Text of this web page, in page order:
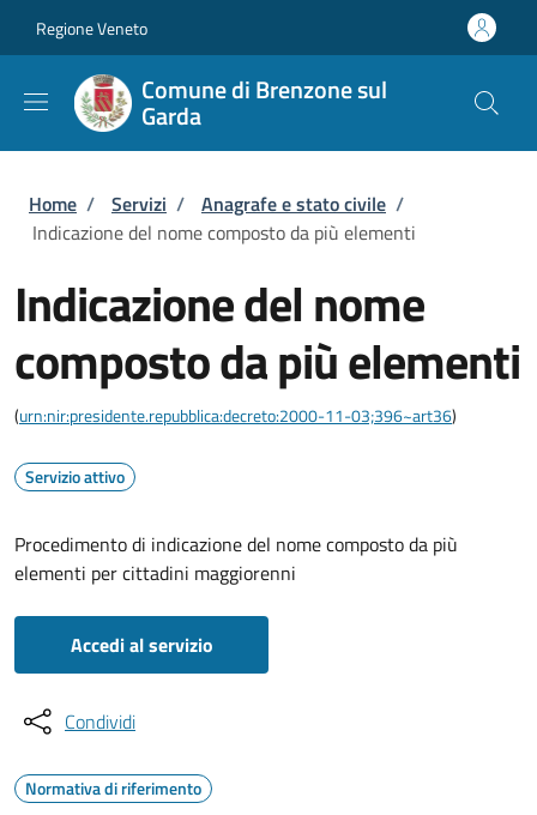
Regione Veneto
Comune di Brenzone sul
Garda
Briciole di pane
Home / Servizi / Anagrafe e stato civile /
Indicazione del nome composto da più elementi
Indicazione del nome
composto da più elementi
(urn:nir:presidente.repubblica:decreto:2000-11-03;396~art36)
Servizio attivo
Procedimento di indicazione del nome composto da più
elementi per cittadini maggiorenni
Accedi al servizio
Condividi
Normativa di riferimento